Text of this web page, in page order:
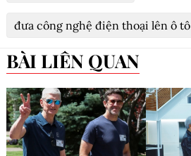
đưa công nghệ điện thoại lên ô tô
BÀI LIÊN QUAN